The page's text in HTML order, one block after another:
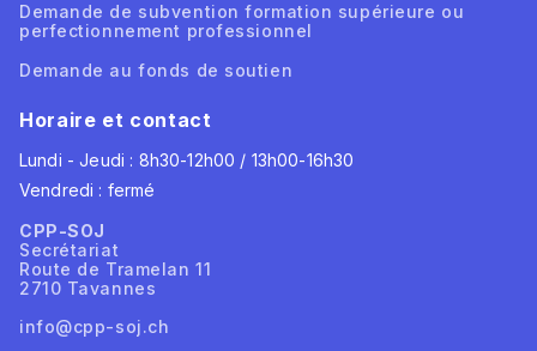
Demande de subvention formation supérieure ou
perfectionnement professionnel
Demande au fonds de soutien
Horaire et contact
Lundi - Jeudi : 8h30-12h00 / 13h00-16h30
Vendredi : fermé
CPP-SOJ
Secrétariat
Route de Tramelan 11
2710 Tavannes
info@cpp-soj.ch